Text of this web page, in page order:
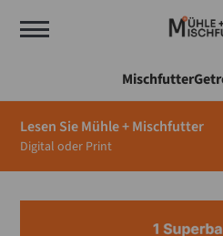
Mischfutter
Lesen Sie Mühle + Mischfutter
Digital oder Print